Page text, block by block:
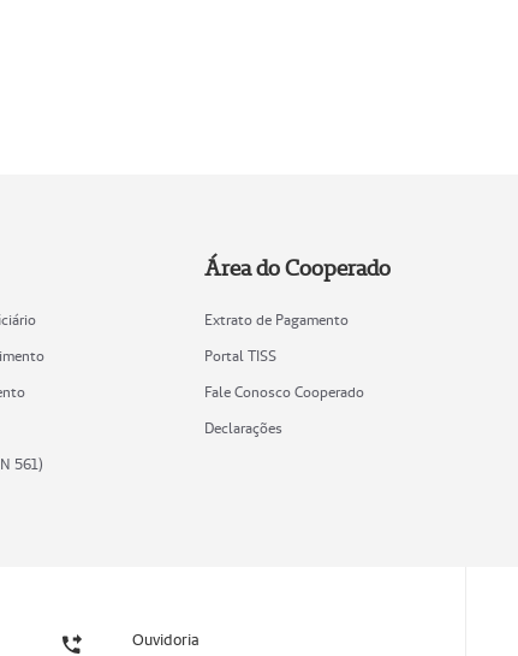
561)
Área do Cooperado
Extrato de Pagamento
Portal TISS
Fale Conosco Cooperado
Declarações
Ouvidoria